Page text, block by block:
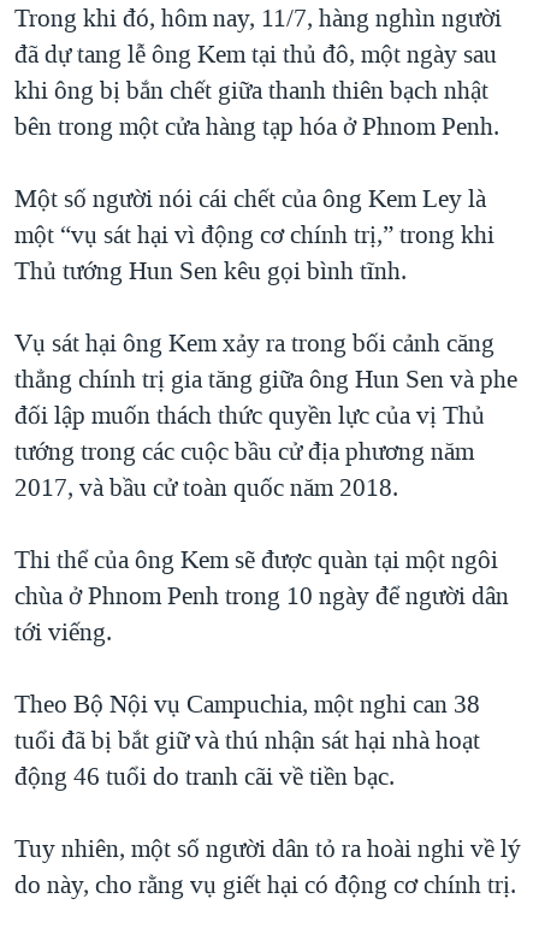
Trong khi đó, hôm nay, 11/7, hàng nghìn người
đã dự tang lễ ông Kem tại thủ đô, một ngày sau
khi ông bị bắn chết giữa thanh thiên bạch nhật
bên trong một cửa hàng tạp hóa ở Phnom Penh.
Một số người nói cái chết của ông Kem Ley là
một “vụ sát hại vì động cơ chính trị,” trong khi
Thủ tướng Hun Sen kêu gọi bình tĩnh.
Vụ sát hại ông Kem xảy ra trong bối cảnh căng
thẳng chính trị gia tăng giữa ông Hun Sen và phe
đối lập muốn thách thức quyền lực của vị Thủ
tướng trong các cuộc bầu cử địa phương năm
2017, và bầu cử toàn quốc năm 2018.
Thi thể của ông Kem sẽ được quàn tại một ngôi
chùa ở Phnom Penh trong 10 ngày để người dân
tới viếng.
Theo Bộ Nội vụ Campuchia, một nghi can 38
tuổi đã bị bắt giữ và thú nhận sát hại nhà hoạt
động 46 tuổi do tranh cãi về tiền bạc.
Tuy nhiên, một số người dân tỏ ra hoài nghi về lý
do này, cho rằng vụ giết hại có động cơ chính trị.